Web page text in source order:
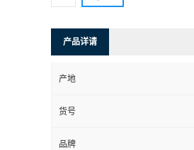
产品详请
产地
货号
品牌